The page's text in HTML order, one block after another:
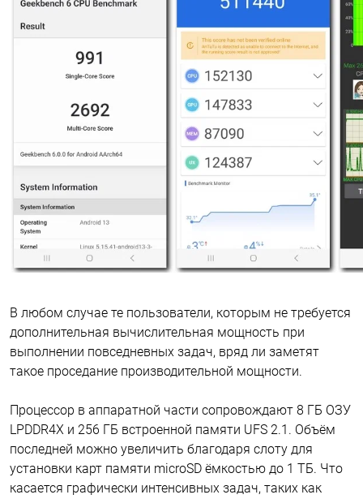
В любом случае те пользователи, которым не требуется
дополнительная вычислительная мощность при
выполнении повседневных задач, вряд ли заметят
такое проседание производительной мощности.
Процессор в аппаратной части сопровождают 8 ГБ ОЗУ
LPDDR4X и 256 ГБ встроенной памяти UFS 2.1. Объём
последней можно увеличить благодаря слоту для
установки карт памяти microSD ёмкостью до 1 ТБ. Что
касается графически интенсивных задач, таких как